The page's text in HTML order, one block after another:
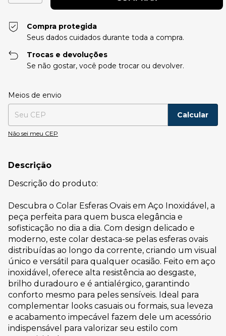
Compra protegida
Seus dados cuidados durante toda a compra.
Trocas e devoluções
Se não gostar, você pode trocar ou devolver.
Entregas para o CEP:
Meios de envio
Calcular
Não sei meu CEP
Descrição
Descrição do produto:
Descubra o Colar Esferas Ovais em Aço Inoxidável, a
peça perfeita para quem busca elegância e
sofisticação no dia a dia. Com design delicado e
moderno, este colar destaca-se pelas esferas ovais
distribuídas ao longo da corrente, criando um visual
único e versátil para qualquer ocasião. Feito em aço
inoxidável, oferece alta resistência ao desgaste,
brilho duradouro e é antialérgico, garantindo
conforto mesmo para peles sensíveis. Ideal para
complementar looks casuais ou formais, sua leveza
e acabamento impecável fazem dele um acessório
indispensável para valorizar seu estilo com